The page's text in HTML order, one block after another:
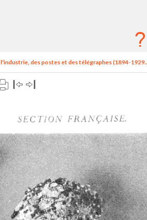
des postes et des télégraphes (1894-